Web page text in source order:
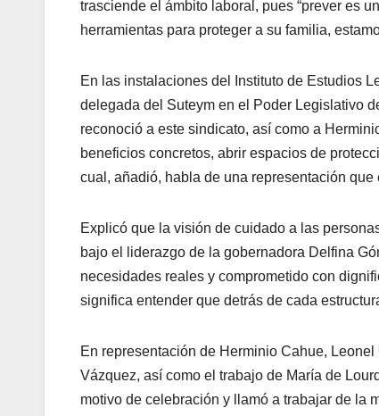
trasciende el ámbito laboral, pues “prever es
herramientas para proteger a su familia,
En las instalaciones del Instituto de Estudios
delegada del Suteym en el Poder Legislativo
reconoció a este sindicato, así como a
beneficios concretos, abrir espacios de
cual, añadió, habla de una representación
Explicó que la visión de cuidado a las
bajo el liderazgo de la gobernadora Delfina
necesidades reales y comprometido con
significa entender que detrás de cada
En representación de Herminio Cahue,
Vázquez, así como el trabajo de María de
motivo de celebración y llamó a trabajar de la